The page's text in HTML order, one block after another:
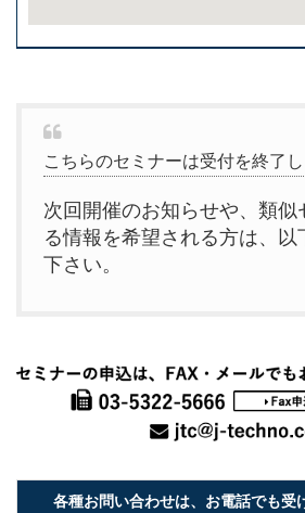
こちらのセミナーは受付を終了し
次回開催のお知らせや、類似
る情報を希望される方は、以
下さい。
各種お問い合わせは、お電話でも受